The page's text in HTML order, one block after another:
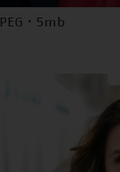
JPEG · 5mb